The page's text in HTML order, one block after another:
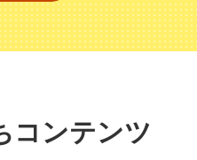
コンテンツ